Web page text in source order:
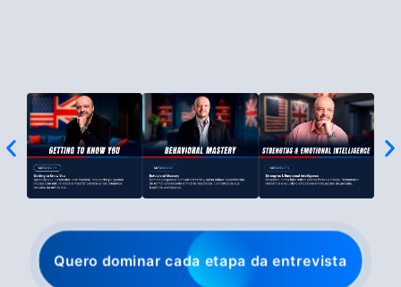
Quero dominar cada etapa da entrevista